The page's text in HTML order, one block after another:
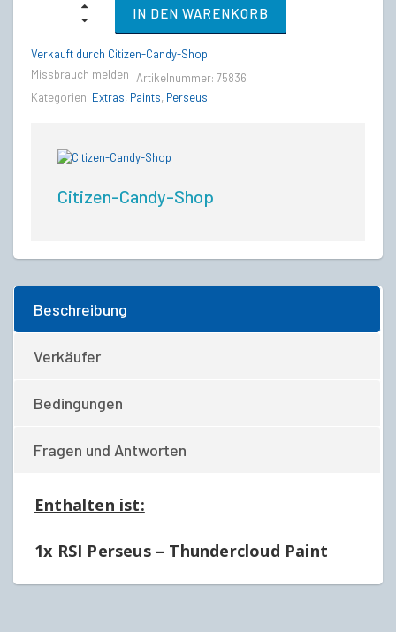
Thundercloud
[Concierge
Exklusiv]
IN DEN WARENKORB
Verkauft durch Citizen-Candy-Shop
Missbrauch melden Artikelnummer: 75836
Kategorien: Extras, Paints, Perseus
Citizen-Candy-Shop
Beschreibung
Verkäufer
Bedingungen
Fragen und Antworten
Enthalten ist:
1x RSI Perseus – Thundercloud Paint